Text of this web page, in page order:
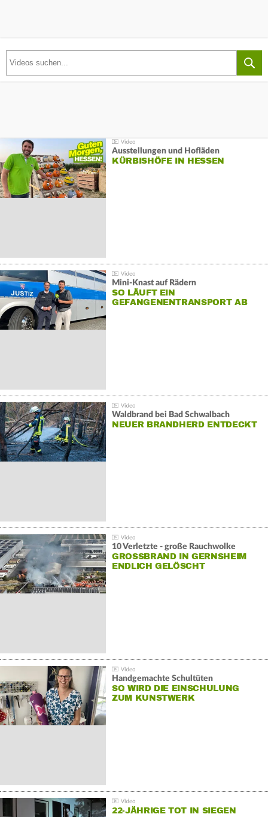
Ausstellungen und Hofläden
KÜRBISHÖFE IN HESSEN
Mini-Knast auf Rädern
SO LÄUFT EIN
GEFANGENENTRANSPORT AB
Waldbrand bei Bad Schwalbach
NEUER BRANDHERD ENTDECKT
10 Verletzte - große Rauchwolke
GROSSBRAND IN GERNSHEIM E
NDLICH GELÖSCHT
Handgemachte Schultüten
SO WIRD DIE EINSCHULUNG
ZUM KUNSTWERK
22-JÄHRIGE TOT IN SIEGEN